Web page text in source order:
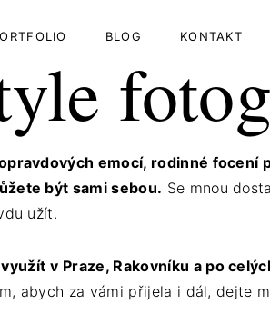
BLOG KONTAKT
emocí, rodinné focení
být sami sebou. Se mnou
užít.
v Praze, Rakovníku a po
abych za vámi přijela i dál, dejte